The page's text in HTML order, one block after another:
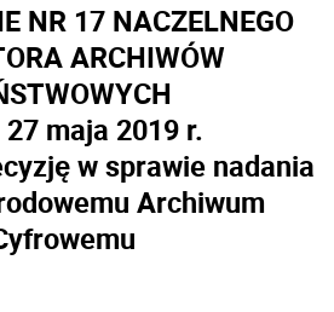
NR 17 NACZELNEGO
ARCHIWÓW
maja 2019 r.
w sprawie nadania
Archiwum